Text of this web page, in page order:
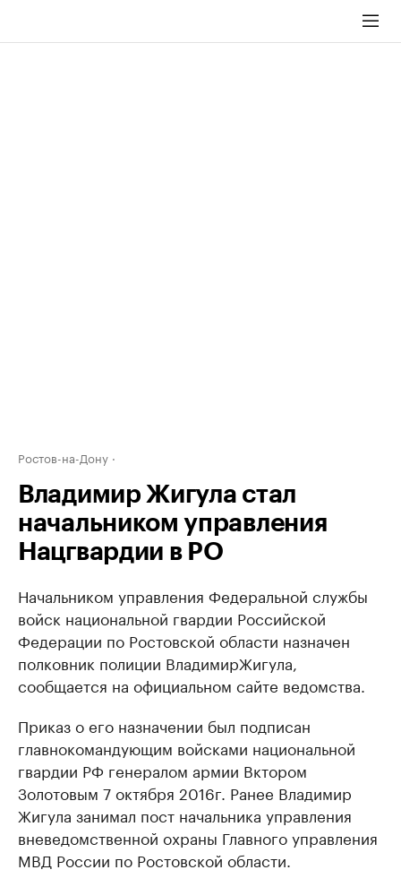
Ростов-на-Дону
Владимир Жигула стал
начальником управления
Нацгвардии в РО
Начальником управления Федеральной службы
войск национальной гвардии Российской
Федерации по Ростовской области назначен
полковник полиции ВладимирЖигула
сообщается на официальном сайте ведомства.
Приказ о его назначении был подписан
главнокомандующим войсками национальной
гвардии РФ генералом армии Вктором
Золотовым 7 октября 2016г. Ранее Владимир
Жигула занимал пост начальника управления
вневедомственной охраны Главного управления
МВД России по Ростовской области.